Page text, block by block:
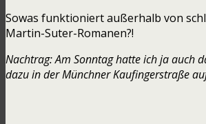
Sowas funktioniert außerhalb von
Martin-Suter-Romanen?!
Nachtrag: Am Sonntag hatte ich ja auch
dazu in der Münchner Kaufingerstraße